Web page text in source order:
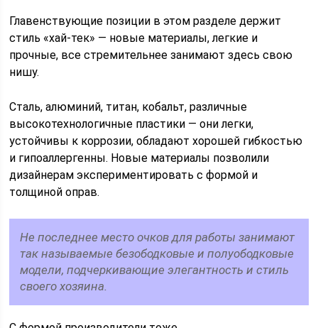
Главенствующие позиции в этом разделе держит
стиль «хай-тек» — новые материалы, легкие и
прочные, все стремительнее занимают здесь свою
нишу.
Сталь, алюминий, титан, кобальт, различные
высокотехнологичные пластики — они легки,
устойчивы к коррозии, обладают хорошей гибкостью
и гипоаллергенны. Новые материалы позволили
дизайнерам экспериментировать с формой и
толщиной оправ.
Не последнее место очков для работы занимают
так называемые безободковые и полуободковые
модели, подчеркивающие элегантность и стиль
своего хозяина.